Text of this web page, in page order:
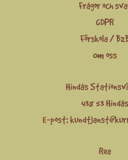
Frågor och
GDPR
Förskola /
Om oss
Hindås
438 53 Hindås
E-post:
Rea